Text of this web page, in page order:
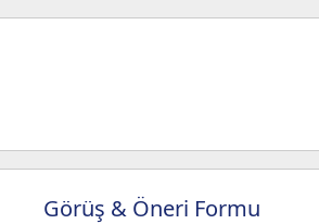
Görüş & Öneri Formu